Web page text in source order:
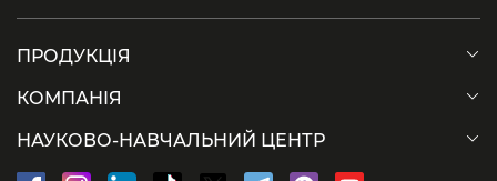
ПРОДУКЦІЯ
КОМПАНІЯ
НАУКОВО-НАВЧАЛЬНИЙ ЦЕНТР